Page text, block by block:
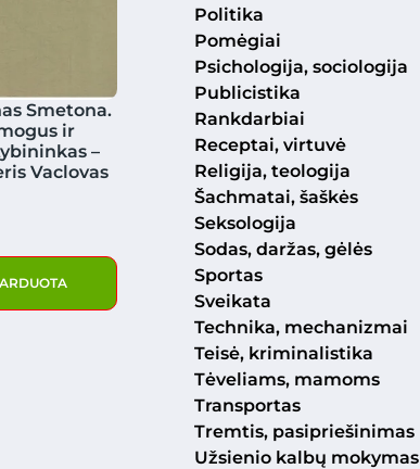
Smetona.
ir
–
Vaclovas
Politika
Pomėgiai
Psichologija, sociologija
Publicistika
Rankdarbiai
Receptai, virtuvė
Religija, teologija
Šachmatai, šaškės
Seksologija
Sodas, daržas, gėlės
Sportas
Sveikata
Technika, mechanizmai
Teisė, kriminalistika
Tėveliams, mamoms
Transportas
Tremtis, pasipriešinimas
Užsienio kalbų mokymas